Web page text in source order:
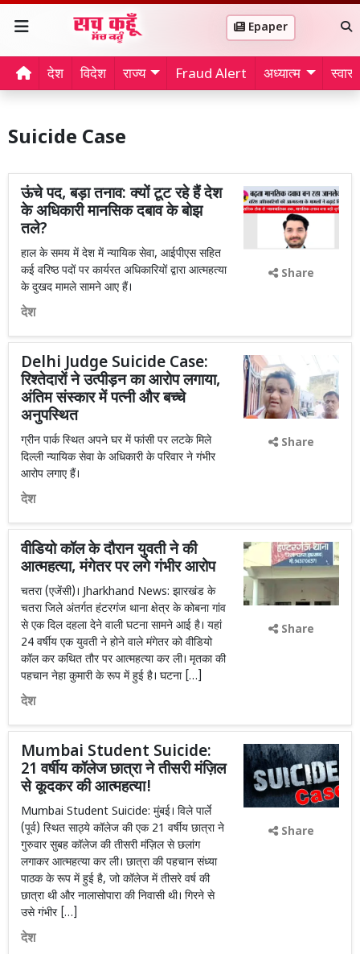
Epaper
देश विदेश राज्य Fraud Alert अध्यात्म
Suicide Case
ऊंचे पद, बड़ा तनाव: क्यों टूट रहे हैं देश
के अधिकारी मानसिक दबाव के बोझ
तले?
हाल के समय में देश में न्यायिक सेवा, आईपीएस सहित
कई वरिष्ठ पदों पर कार्यरत अधिकारियों द्वारा आत्महत्या
के दुखद मामले सामने आए हैं।
देश
Share
Delhi Judge Suicide Case:
रिश्तेदारों ने उत्पीड़न का आरोप लगाया,
अंतिम संस्कार में पत्नी और बच्चे
अनुपस्थित
ग्रीन पार्क स्थित अपने घर में फांसी पर लटके मिले
दिल्ली न्यायिक सेवा के अधिकारी के परिवार ने गंभीर
आरोप लगाए हैं।
देश
Share
वीडियो कॉल के दौरान युवती ने की
आत्महत्या, मंगेतर पर लगे गंभीर आरोप
चतरा (एजेंसी)। Jharkhand News: झारखंड के
चतरा जिले अंतर्गत हंटरगंज थाना क्षेत्र के कोबना गांव
से एक दिल दहला देने वाली घटना सामने आई है। यहां
24 वर्षीय एक युवती ने होने वाले मंगेतर को वीडियो
कॉल कर कथित तौर पर आत्महत्या कर ली। मृतका की
पहचान नेहा कुमारी के रूप में हुई है। घटना […]
देश
Share
Mumbai Student Suicide:
21 वर्षीय कॉलेज छात्रा ने तीसरी मंज़िल
से कूदकर की आत्महत्या!
Mumbai Student Suicide: मुंबई। विले पार्ले
(पूर्व) स्थित साठ्ये कॉलेज की एक 21 वर्षीय छात्रा ने
गुरुवार सुबह कॉलेज की तीसरी मंज़िल से छलांग
लगाकर आत्महत्या कर ली। छात्रा की पहचान संध्या
पाठक के रूप में हुई है, जो कॉलेज में तीसरे वर्ष की
छात्रा थी और नालासोपारा की निवासी थी। गिरने से
उसे गंभीर […]
देश
Share